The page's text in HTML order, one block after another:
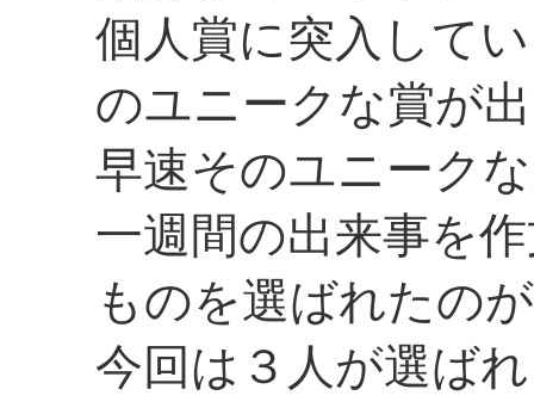
個人賞に突入して
のユニークな賞が
早速そのユニーク
一週間の出来事を
ものを選ばれたの
今回は３人が選ば